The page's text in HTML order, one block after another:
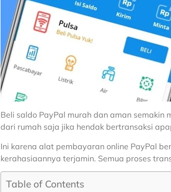
Beli saldo PayPal murah dan aman semakin
dari rumah saja jika hendak bertransaksi
Ini karena alat pembayaran online PayPal
kerahasiaannya terjamin. Semua proses
Table of Contents